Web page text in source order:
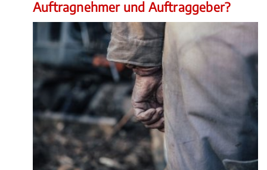
Auftragnehmer und Auftraggeber?